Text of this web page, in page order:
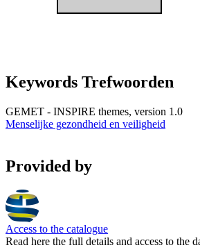
Keywords Trefwoorden
GEMET - INSPIRE themes, version 1.0
Menselijke gezondheid en veiligheid
Provided by
Access to the catalogue
Read here the full details and access to the